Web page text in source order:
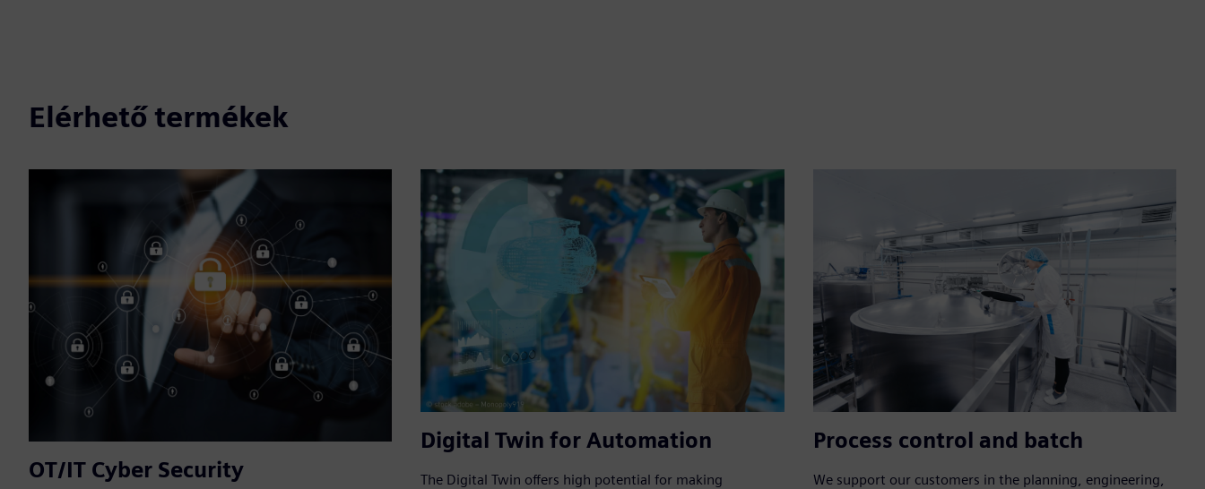
Elérhető termékek
OT/IT Cyber Security
Digital Twin for Automation
The Digital Twin offers high potential for making
Process control and batch
We support our customers in the planning, engineering,